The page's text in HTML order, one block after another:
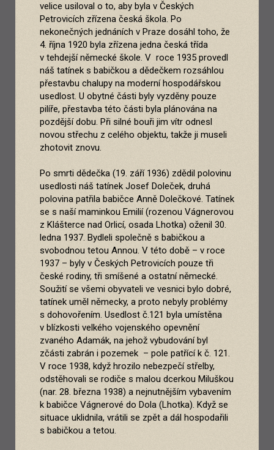
velice usiloval o to, aby byla v Českých
Petrovicích zřízena česká škola. Po
nekonečných jednáních v Praze dosáhl toho, že
4. října 1920 byla zřízena jedna česká třída
v tehdejší německé škole. V roce 1935 provedl
náš tatínek s babičkou a dědečkem rozsáhlou
přestavbu chalupy na moderní hospodářskou
usedlost. U obytné části byly vyzděny pouze
pilíře, přestavba této části byla plánována na
pozdější dobu. Při silné bouři jim vítr odnesl
novou střechu z celého objektu, takže ji museli
zhotovit znovu.
Po smrti dědečka (19. září 1936) zdědil polovinu
usedlosti náš tatínek Josef Doleček, druhá
polovina patřila babičce Anně Dolečkové. Tatínek
se s naší maminkou Emilií (rozenou Vágnerovou
z Klášterce nad Orlicí, osada Lhotka) oženil 30.
ledna 1937. Bydleli společně s babičkou a
svobodnou tetou Annou. V této době – v roce
1937 – byly v Českých Petrovicích pouze tři
české rodiny, tři smíšené a ostatní německé.
Soužití se všemi obyvateli ve vesnici bylo dobré,
tatínek uměl německy, a proto nebyly problémy
s dohovořením. Usedlost č.121 byla umístěna
v blízkosti velkého vojenského opevnění
zvaného Adamák, na jehož vybudování byl
zčásti zabrán i pozemek – pole patřící k č. 121.
V roce 1938, když hrozilo nebezpečí střelby,
odstěhovali se rodiče s malou dcerkou Miluškou
(nar. 28. března 1938) a nejnutnějším vybavením
k babičce Vágnerové do Dola (Lhotka). Když se
situace uklidnila, vrátili se zpět a dál hospodařili
s babičkou a tetou.